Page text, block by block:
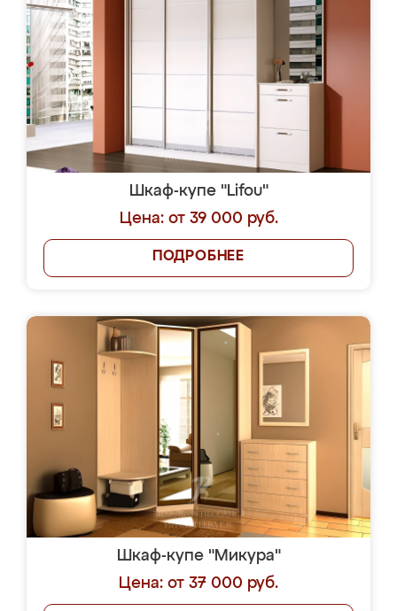
Шкаф-купе "Lifou"
Цена: от 39 000 руб.
ПОДРОБНЕЕ
Шкаф-купе "Микура"
Цена: от 37 000 руб.